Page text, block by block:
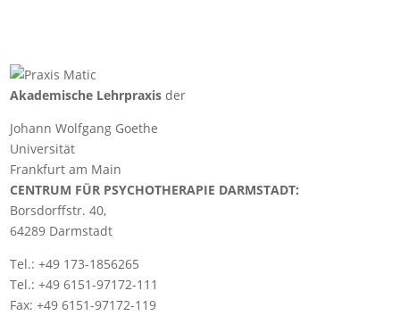
Akademische Lehrpraxisder
Johann Wolfgang Goethe
Universität
Frankfurt am Main
CENTRUM FÜR PSYCHOTHERAPIE DARMSTADT:
Borsdorffstr. 40,
64289 Darmstadt
Tel.: +49 173-1856265
Tel.: +49 6151-97172-111
Fax: +49 6151-97172-119